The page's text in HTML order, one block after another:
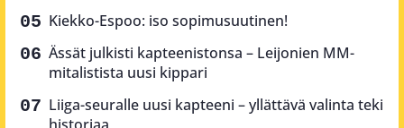
Kiekko-Espoo: iso sopimusuutinen!
Ässät julkisti kapteenistonsa – Leijonien MM-
mitalistista uusi kippari
Liiga-seuralle uusi kapteeni – yllättävä valinta teki